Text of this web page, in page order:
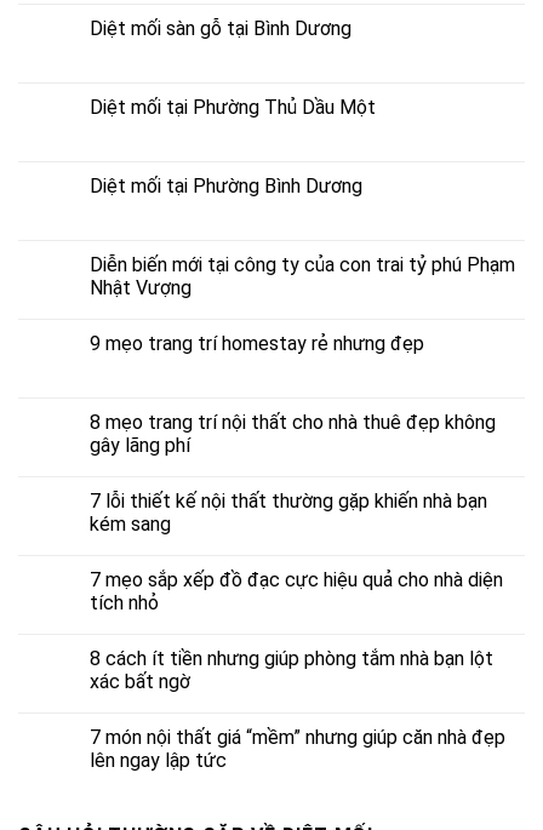
Diệt mối sàn gỗ tại Bình Dương
Diệt mối tại Phường Thủ Dầu Một
Diệt mối tại Phường Bình Dương
Diễn biến mới tại công ty của con trai tỷ phú Phạm
Nhật Vượng
9 mẹo trang trí homestay rẻ nhưng đẹp
8 mẹo trang trí nội thất cho nhà thuê đẹp không
gây lãng phí
7 lỗi thiết kế nội thất thường gặp khiến nhà bạn
kém sang
7 mẹo sắp xếp đồ đạc cực hiệu quả cho nhà diện
tích nhỏ
8 cách ít tiền nhưng giúp phòng tắm nhà bạn lột
xác bất ngờ
7 món nội thất giá “mềm” nhưng giúp căn nhà đẹp
lên ngay lập tức